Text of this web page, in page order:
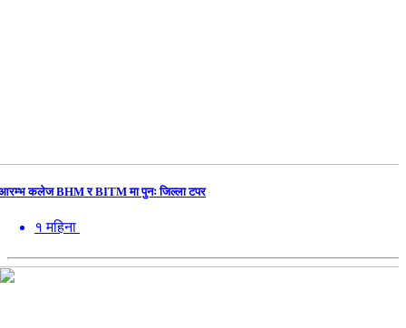
कलेज BHM र BITM मा पुनः जिल्ला टपर
१ महिना